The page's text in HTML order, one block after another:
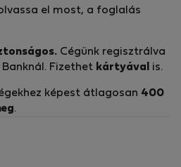
el most, a foglalás
Cégünk regisztrálva
Fizethet kártyával is.
képest átlagosan 400
.